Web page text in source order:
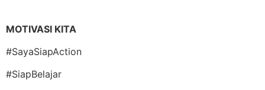
MOTIVASI KITA
#SayaSiapAction
#SiapBelajar